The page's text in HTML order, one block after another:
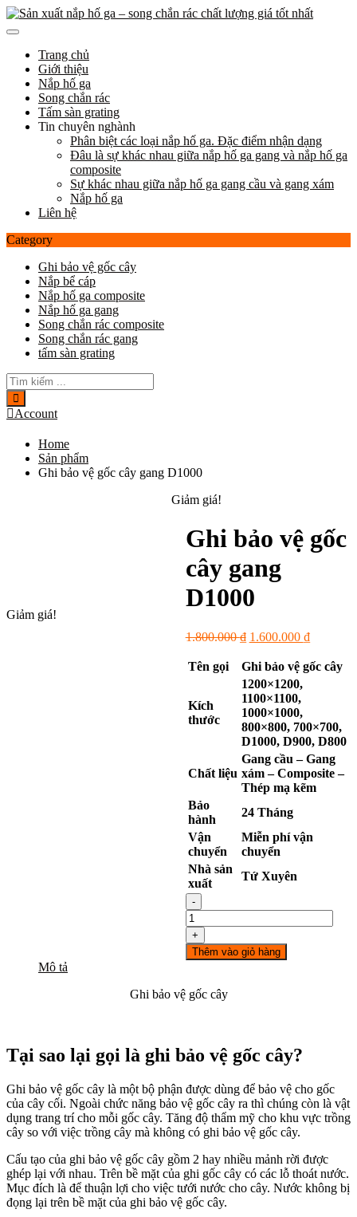
Skip
to
Trang chủ
Giới thiệu
Nắp hố ga
Song chắn rác
Tấm sàn grating
Tin chuyên nghành
Phân biệt các loại nắp hố ga. Đặc điểm nhận dạng
Đâu là sự khác nhau giữa nắp hố ga gang và nắp hố ga
composite
Sự khác nhau giữa nắp hố ga gang cầu và gang xám
Nắp hố ga
Liên hệ
Category
Ghi bảo vệ gốc cây
Nắp bể cáp
Nắp hố ga composite
Nắp hố ga gang
Song chắn rác composite
Song chắn rác gang
tấm sàn grating
Account
Home
Sản phẩm
Ghi bảo vệ gốc cây gang D1000
Giảm giá!
Ghi bảo vệ gốc
cây gang
D1000
1.800.000₫ Giá
là:
1.800.000 ₫.
1.600.000 ₫Giá
tại
Tên gọi Ghi bảo vệ gốc cây
Kích
thước
1200×1200,
1100×1100,
1000×1000,
800×800, 700×700,
D1000, D900, D800
Chất liệu
Gang cầu – Gang
xám – Composite –
Thép mạ kẽm
Bảo
hành
24 Tháng
Vận
chuyển
Miễn phí vận
chuyển
Nhà sản
xuất
Tứ Xuyên
-
Ghi
bảo
vệ
gốc
gang
D1000
+
Thêm vào giỏ hàng
Giảm giá!
Mô tả
Ghi bảo vệ gốc cây
Tại sao lại gọi là ghi bảo vệ gốc cây?
Ghi bảo vệ gốc cây là một bộ phận được dùng để bảo vệ cho gốc
của cây cối. Ngoài chức năng bảo vệ gốc cây ra thì chúng còn là vật
dụng trang trí cho mỗi gốc cây. Tăng độ thẩm mỹ cho khu vực trồng
cây so với việc trồng cây mà không có ghi bảo vệ gốc cây.
Cấu tạo của ghi bảo vệ gốc cây gồm 2 hay nhiều mảnh rời được
ghép lại với nhau. Trên bề mặt của ghi gốc cây có các lỗ thoát nước.
Mục đích là để thuận lợi cho việc tưới nước cho cây. Nước không bị
đọng lại trên bề mặt của ghi bảo vệ gốc cây.